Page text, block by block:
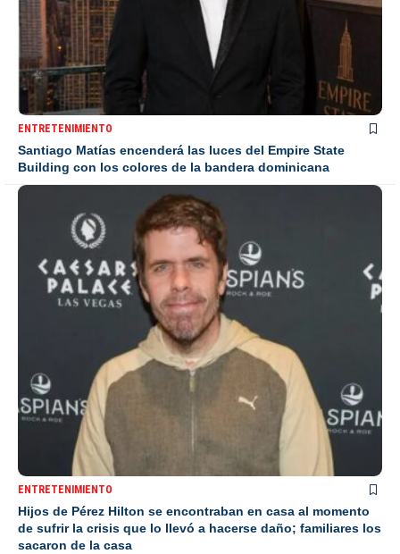
ENTRETENIMIENTO
Santiago Matías encenderá las luces del Empire State
Building con los colores de la bandera dominicana
ENTRETENIMIENTO
Hijos de Pérez Hilton se encontraban en casa al momento
de sufrir la crisis que lo llevó a hacerse daño; familiares los
sacaron de la casa